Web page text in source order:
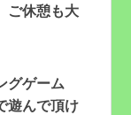
ご休憩も大
グゲーム
遊んで頂け